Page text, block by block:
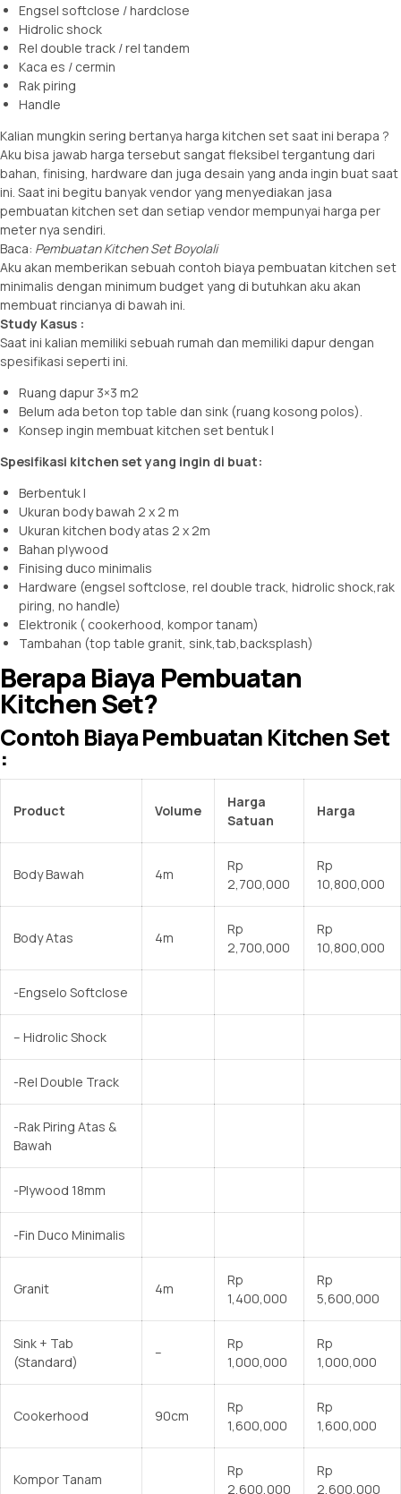
Engsel softclose / hardclose
Hidrolic shock
Rel double track / rel tandem
Kaca es / cermin
Rak piring
Handle
Kalian mungkin sering bertanya harga kitchen set saat ini berapa ?
Aku bisa jawab harga tersebut sangat fleksibel tergantung dari
bahan, finising, hardware dan juga desain yang anda ingin buat saat
ini. Saat ini begitu banyak vendor yang menyediakan jasa
pembuatan kitchen set dan setiap vendor mempunyai harga per
meter nya sendiri.
Baca: Pembuatan Kitchen Set Boyolali
Aku akan memberikan sebuah contoh biaya pembuatan kitchen set
minimalis dengan minimum budget yang di butuhkan aku akan
membuat rincianya di bawah ini.
Study Kasus :
Saat ini kalian memiliki sebuah rumah dan memiliki dapur dengan
spesifikasi seperti ini.
Ruang dapur 3×3 m2
Belum ada beton top table dan sink (ruang kosong polos).
Konsep ingin membuat kitchen set bentuk l
Spesifikasi kitchen set yang ingin di buat:
Berbentuk l
Ukuran body bawah 2 x 2 m
Ukuran kitchen body atas 2 x 2m
Bahan plywood
Finising duco minimalis
Hardware (engsel softclose, rel double track, hidrolic shock,rak
piring, no handle)
Elektronik ( cookerhood, kompor tanam)
Tambahan (top table granit, sink,tab,backsplash)
Berapa Biaya Pembuatan
Kitchen Set?
Contoh Biaya Pembuatan Kitchen Set
:
Product Volume
Harga
Satuan
Harga
Body Bawah 4m
Rp
2,700,000
Rp
10,800,000
Body Atas 4m
Rp
2,700,000
Rp
10,800,000
-Engselo Softclose
– Hidrolic Shock
-Rel Double Track
-Rak Piring Atas &
Bawah
-Plywood 18mm
-Fin Duco Minimalis
Granit 4m
Rp
1,400,000
Rp
5,600,000
Sink + Tab
(Standard)
–
Rp
1,000,000
Rp
1,000,000
Cookerhood 90cm
Rp
1,600,000
Rp
1,600,000
Kompor Tanam
Rp
2,600,000
Rp
2,600,000